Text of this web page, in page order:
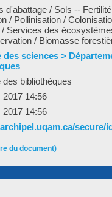
d'abattage / Sols --
/ Pollinisation /
/ Services des
/ Biomasse
des sciences >
des bibliothèques
2017 14:56
2017 14:56
secure/
du document)